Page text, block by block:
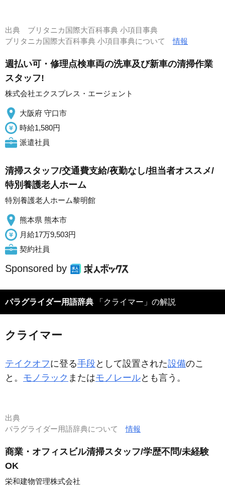
出典 ブリタニカ国際大百科事典 小項目事典
ブリタニカ国際大百科事典 小項目事典について情報
週払い可・修理点検車両の洗車及び新車の清掃作業
スタッフ!
株式会社エクスプレス・エージェント
大阪府 守口市
時給1,580円
派遣社員
清掃スタッフ/交通費支給/夜勤なし/担当者オススメ/
特別養護老人ホーム
特別養護老人ホーム黎明館
熊本県 熊本市
月給17万9,503円
契約社員
Sponsored by
パラグライダー用語辞典 「クライマー」の解説
クライマー
テイクオフに登る手段として設置された設備のこ
と。 モノラック またはモノレールとも言う。
出典
パラグライダー用語辞典について情報
商業・オフィスビル清掃スタッフ/学歴不問/未経験
OK
栄和建物管理株式会社